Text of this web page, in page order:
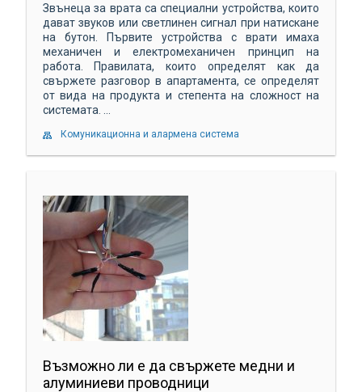
Звънеца за врата са специални устройства, които
дават звуков или светлинен сигнал при натискане
на бутон. Първите устройства с врати имаха
механичен и електромеханичен принцип на
работа. Правилата, които определят как да
свържете разговор в апартамента, се определят
от вида на продукта и степента на сложност на
системата. ...
Комуникационна и алармена система
Възможно ли е да свържете медни и
алуминиеви проводници